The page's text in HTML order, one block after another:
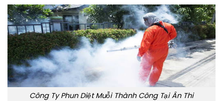
Công Ty Phun Diệt Muỗi Thành Công Tại Ân Thi